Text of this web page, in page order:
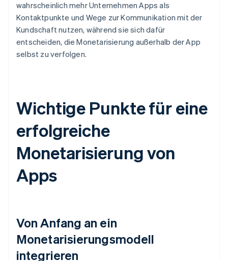
wahrscheinlich mehr Unternehmen Apps als
Kontaktpunkte und Wege zur Kommunikation mit der
Kundschaft nutzen, während sie sich dafür
entscheiden, die Monetarisierung außerhalb der App
selbst zu verfolgen.
Wichtige Punkte für eine
erfolgreiche
Monetarisierung von
Apps
Von Anfang an ein
Monetarisierungsmodell
integrieren